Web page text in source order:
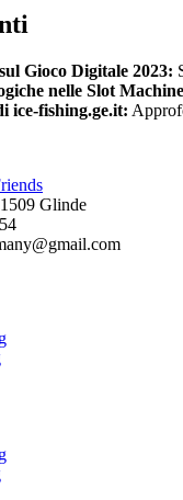
Gioco Digitale 2023:
nelle Slot
ice-fishing.ge.it:
Glinde